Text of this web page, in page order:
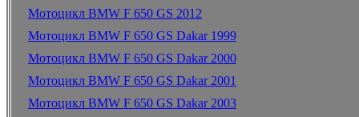
Мотоцикл BMW F 650 GS 2012
Мотоцикл BMW F 650 GS Dakar 1999
Мотоцикл BMW F 650 GS Dakar 2000
Мотоцикл BMW F 650 GS Dakar 2001
Мотоцикл BMW F 650 GS Dakar 2003